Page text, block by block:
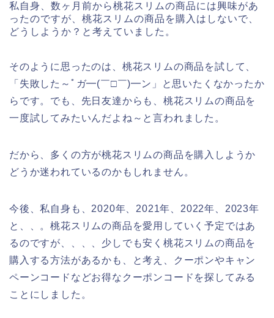
私自身、数ヶ月前から桃花スリムの商品には興味があ
ったのですが、桃花スリムの商品を購入はしないで、
どうしようか？と考えていました。
そのように思ったのは、桃花スリムの商品を試して、
「失敗した～ﾟガ━(￣□￣)━ン」と思いたくなかったか
らです。でも、先日友達からも、桃花スリムの商品を
一度試してみたいんだよね～と言われました。
だから、多くの方が桃花スリムの商品を購入しようか
どうか迷われているのかもしれません。
今後、私自身も、2020年、2021年、2022年、2023年
と、、。桃花スリムの商品を愛用していく予定ではあ
るのですが、、、、少しでも安く桃花スリムの商品を
購入する方法があるかも、と考え、クーポンやキャン
ペーンコードなどお得なクーポンコードを探してみる
ことにしました。